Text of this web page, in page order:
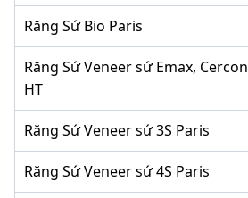
Răng Sứ Bio Paris
Răng Sứ Veneer sứ Emax, Cercon
HT
Răng Sứ Veneer sứ 3S Paris
Răng Sứ Veneer sứ 4S Paris